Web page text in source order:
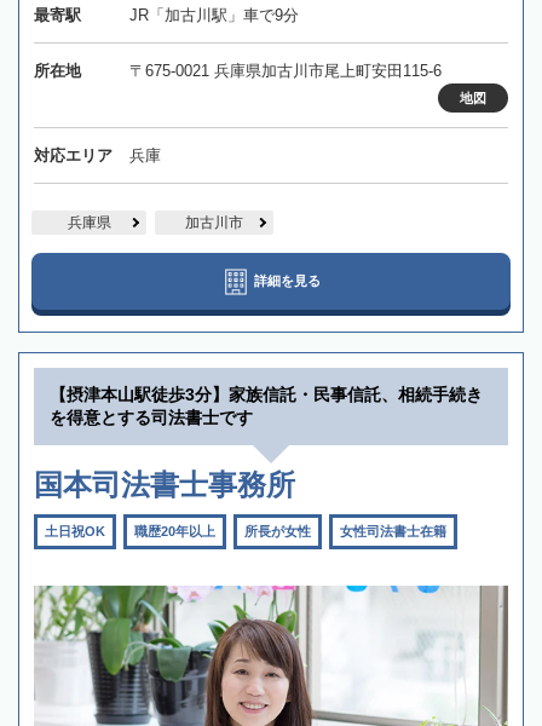
最寄駅 JR「加古川駅」車で9分
所在地 〒675-0021 兵庫県加古川市尾上町安田115-6
地図
対応エリア 兵庫
兵庫県 加古川市
詳細を見る
【摂津本山駅徒歩3分】家族信託・民事信託、相続手続き
を得意とする司法書士です
国本司法書士事務所
土日祝OK 職歴20年以上 所長が女性 女性司法書士在籍